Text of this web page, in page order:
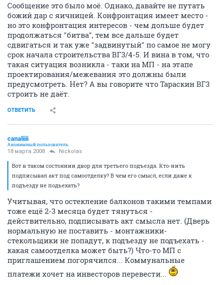
Сообщение это было моё. Однако, давайте не путать
божий дар с яичницей. Конфронтация имеет место -
но это конфронтация интересов - чем дольше будет
продолжаться "битва", тем все дальше будет
сдвигаться и так уже "задвинутый" по самое не могу
срок начала строительства ВГ3/4-5. И вина в том, что
такая ситуация возникла - таки на МП - на этапе
проектирования/межевания это должны были
предусмотреть. Нет? А вы говорите что Тараскин ВГ3
строить не даёт.
ОТВЕТИТЬ
canaliiii
Анонимный пользователь
18 марта 2008 Nickolas
Вот в таком состоянии двор для третьего подъезда. Кто-нить
подписывал акт под самоотделку? В чем его смысл, если даже к
подъезду не подьехать?
Учитывая, что остекление балконов такими темпами
тоже ещё 2-3 месяца будет тянуться -
действительно, подписывать акт смысла нет. (Дверь
нормальную не поставить - монтажники-
стекольщики не попадут, к подъезду не подъехать -
какая самоотделка может быть?) Что-то МП с
приглашением погорячился... Коммунальные
платежи хочет на инвесторов перевести...